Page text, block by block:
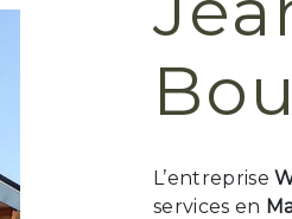
L’entreprise
services en